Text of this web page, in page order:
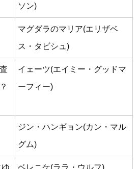
ソン)
マグダラのマリア(エリザベ
ス・タビシュ)
イェーツ(エイミー・グッドマ
ーフィー)
ジン・ハンギョン(カン・マル
グム)